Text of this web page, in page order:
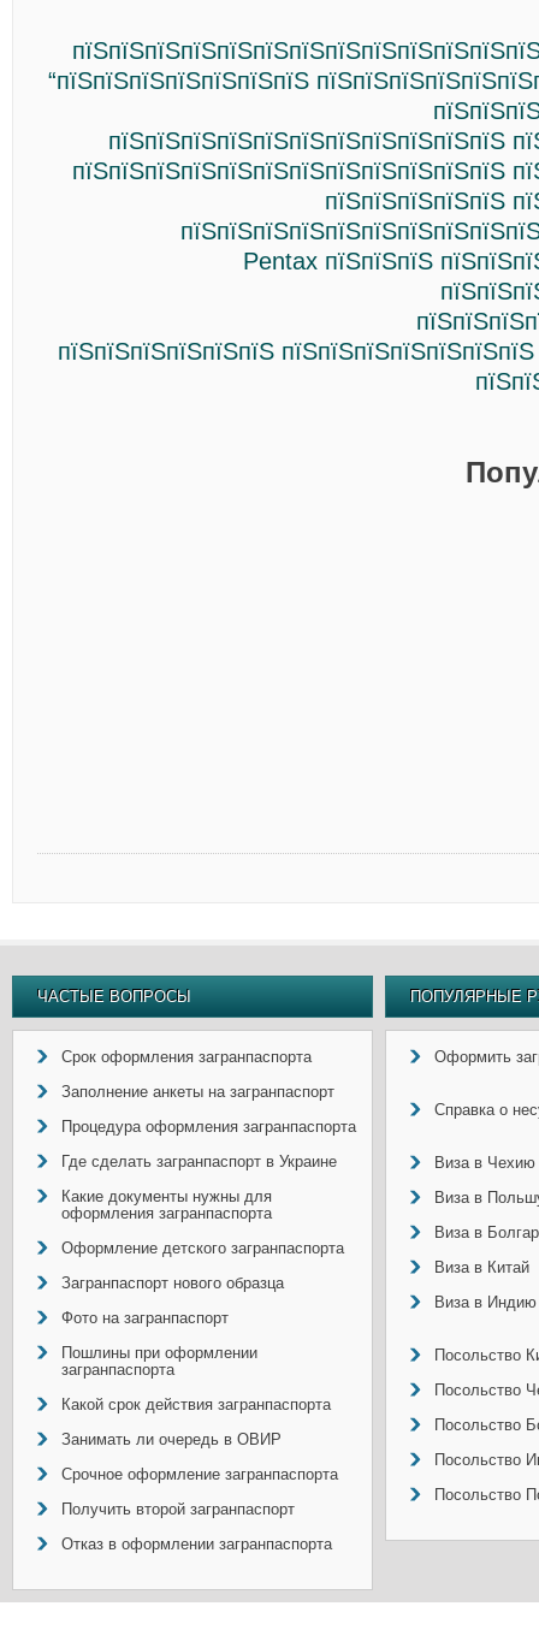
“пїЅпїЅпїЅпїЅпїЅпїЅпїЅ
пїЅпїЅпїЅпїЅпїЅпїЅпїЅпїЅпїЅпїЅпїЅ
пїЅпїЅпїЅпїЅпїЅпїЅпїЅпїЅпїЅпїЅпїЅпїЅ
пїЅпїЅпїЅпїЅпїЅ
Pentax пїЅпїЅпїЅ
пїЅпїЅпїЅпїЅпїЅпїЅ
ЧАСТЫЕ ВОПРОСЫ
Срок оформления загранпаспорта
Заполнение анкеты на загранпаспорт
Процедура оформления загранпаспорта
Где сделать загранпаспорт в Украине
Какие документы нужны для
оформления загранпаспорта
Оформление детского загранпаспорта
Загранпаспорт нового образца
Фото на загранпаспорт
Пошлины при оформлении
загранпаспорта
Какой срок действия загранпаспорта
Занимать ли очередь в ОВИР
Срочное оформление загранпаспорта
Получить второй загранпаспорт
Отказ в оформлении загранпаспорта
ПОПУЛЯРНЫЕ
Оформить
Справка о
Виза в Чехию
Виза в
Виза в
Виза в Китай
Виза в Индию
Посольство
Посольство
Посольство
Посольство
Посольство